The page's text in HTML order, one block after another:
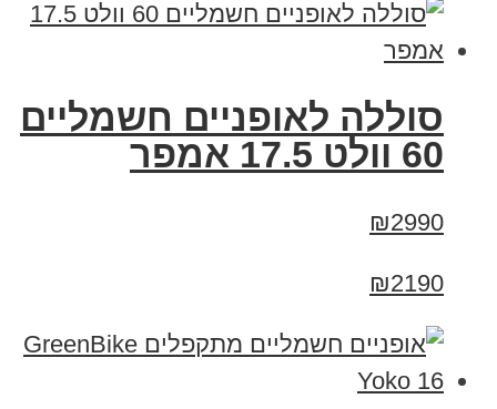
סוללה לאופניים חשמליים
60 וולט 17.5 אמפר
₪2990
₪2190